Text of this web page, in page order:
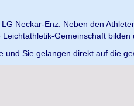
Neckar-Enz. Neben den
Gemeinschaft
Sie gelangen direkt auf die